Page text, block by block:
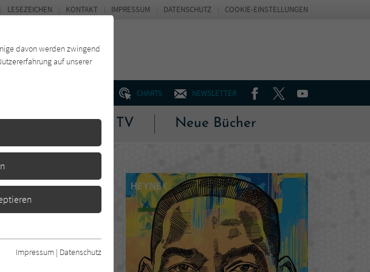
CHARTS NEWSLETTER FACEBOOKTWITTERYOUTUBE
Kino & TV Neue Bücher
LESEZEICHEN KONTAKT IMPRESSUM DATENSCHUTZ COOKIE-EINSTELLUNGEN
davon werden zwingend
auf unserer
der Webseite
einwandfrei
Impressum | Datenschutz